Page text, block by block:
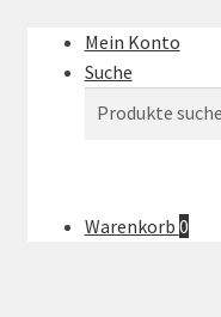
Mein Konto
Suche
Warenkorb 0